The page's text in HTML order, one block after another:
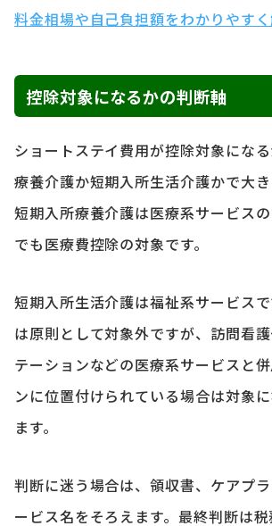
料金相場や自己負担額をわかりやす
控除対象になるかの判断軸
ショートステイ費用が控除対象にな
療養介護か短期入所生活介護かで大き
短期入所療養介護は医療系サービス
でも医療費控除の対象です。
短期入所生活介護は福祉系サービス
は原則として対象外ですが、訪問看
テーションなどの医療系サービスと
ンに位置付けられている場合は対象
ます。
判断に迷う場合は、領収書、ケアプ
ービス名をそろえます。最終判断は税